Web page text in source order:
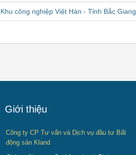
Khu công nghiệp Việt Hàn - Tỉnh Bắc Giang
Giới thiệu
Công ty CP Tư vấn và Dịch vụ đầu tư Bất
động sản Kland